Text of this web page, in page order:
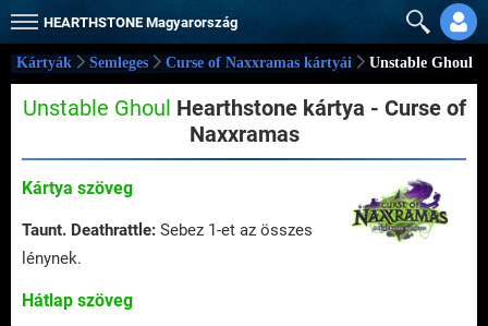
HEARTHSTONE Magyarország
Kártyák Semleges Curse of Naxxramas kártyái Unstable Ghoul
Unstable Ghoul Hearthstone kártya - Curse of
Naxxramas
Kártya szöveg
Taunt. Deathrattle: Sebez 1-et az összes
lénynek.
Hátlap szöveg